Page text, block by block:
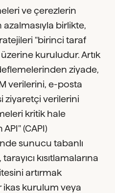
ve çerezlerin
azalmasıyla birlikte,
"birinci taraf
kuruludur. Artık
ziyade,
verilerini, e-posta
ziyaretçi verilerini
kritik hale
(CAPI)
sunucu tabanlı
kısıtlamalarına
artırmak
kurulum veya